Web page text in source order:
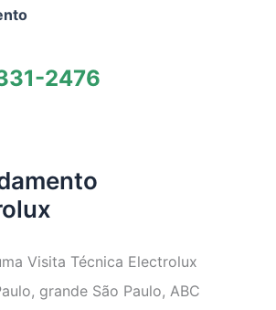
2476
Visita Técnica Electrolux
grande São Paulo, ABC